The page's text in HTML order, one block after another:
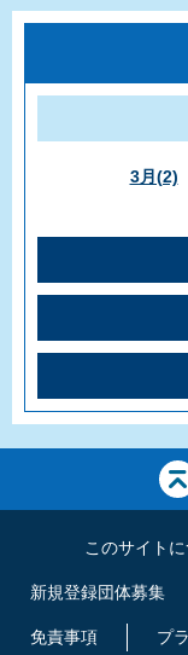
3月(2)
このサイト
新規登録団体募集
免責事項 プ